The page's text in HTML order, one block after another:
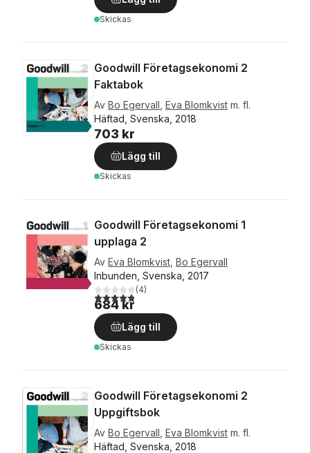
Skickas
Goodwill Företagsekonomi 2
Faktabok
Av Bo Egervall Eva Blomkvist m. fl.
Häftad, Svenska, 2018
703 kr
Lägg till
Skickas
Goodwill Företagsekonomi 1
upplaga 2
Av Eva Blomkvist Bo Egervall
Inbunden, Svenska, 2017
4,8utav 5 stjärnor. Totalt antal röster:
(4)
684 kr
Lägg till
Skickas
Goodwill Företagsekonomi 2
Uppgiftsbok
Av Bo Egervall Eva Blomkvist m. fl.
Häftad, Svenska, 2018